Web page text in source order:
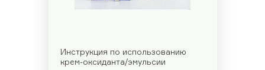
Инструкция по использованию
крем-оксиданта/эмульсии